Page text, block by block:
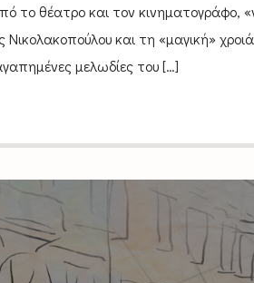
το θέατρο και τον κινηματογράφο,
Νικολακοπούλου και τη «μαγική»
μελωδίες του […]